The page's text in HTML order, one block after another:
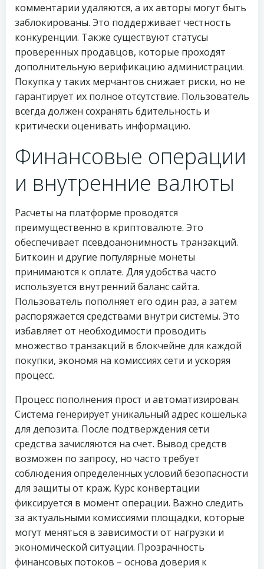
комментарии удаляются, а их авторы могут быть
заблокированы. Это поддерживает честность
конкуренции. Также существуют статусы
проверенных продавцов, которые проходят
дополнительную верификацию администрации.
Покупка у таких мерчантов снижает риски, но не
гарантирует их полное отсутствие. Пользователь
всегда должен сохранять бдительность и
критически оценивать информацию.
Финансовые операции
и внутренние валюты
Расчеты на платформе проводятся
преимущественно в криптовалюте. Это
обеспечивает псевдоанонимность транзакций.
Биткоин и другие популярные монеты
принимаются к оплате. Для удобства часто
используется внутренний баланс сайта.
Пользователь пополняет его один раз, а затем
распоряжается средствами внутри системы. Это
избавляет от необходимости проводить
множество транзакций в блокчейне для каждой
покупки, экономя на комиссиях сети и ускоряя
процесс.
Процесс пополнения прост и автоматизирован.
Система генерирует уникальный адрес кошелька
для депозита. После подтверждения сети
средства зачисляются на счет. Вывод средств
возможен по запросу, но часто требует
соблюдения определенных условий безопасности
для защиты от краж. Курс конвертации
фиксируется в момент операции. Важно следить
за актуальными комиссиями площадки, которые
могут меняться в зависимости от нагрузки и
экономической ситуации. Прозрачность
финансовых потоков – основа доверия к